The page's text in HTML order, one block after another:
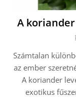
A
Számtalan
az ember
A koriander
exotikus